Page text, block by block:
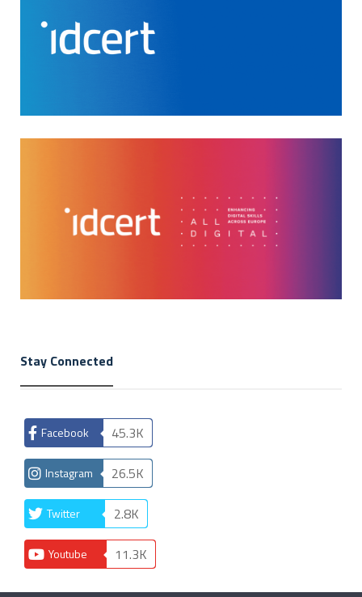
Stay Connected
Facebook 45.3K
Instagram 26.5K
Twitter 2.8K
Youtube 11.3K